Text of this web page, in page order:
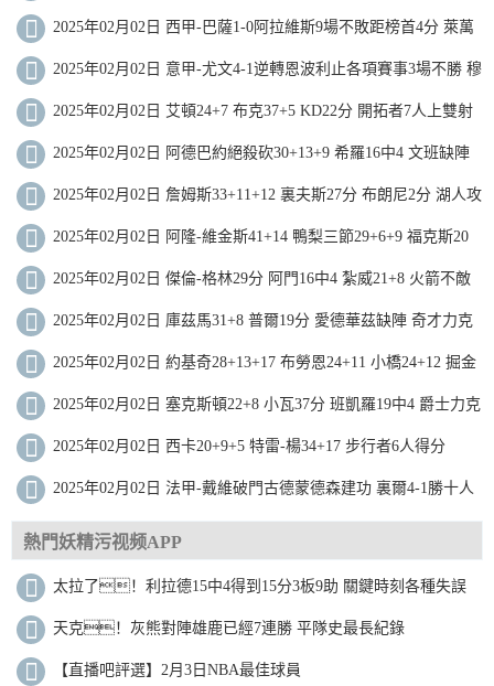
結 利馬重傷痛哭傷退馬特塔雙響
2025年02月02日 西甲-巴薩1-0阿拉維斯9場不敗距榜首4分 萊萬
製勝加維傷退
2025年02月02日 意甲-尤文4-1逆轉恩波利止各項賽事3場不勝 穆
阿尼雙響DV9世界波
2025年02月02日 艾頓24+7 布克37+5 KD22分 開拓者7人上雙射
落太陽近8戰7勝
2025年02月02日 阿德巴約絕殺砍30+13+9 希羅16中4 文班缺陣
熱火擊敗馬刺
2025年02月02日 詹姆斯33+11+12 裏夫斯27分 布朗尼2分 湖人攻
下麥迪遜
2025年02月02日 阿隆-維金斯41+14 鴨梨三節29+6+9 福克斯20
分 雷霆大勝國王
2025年02月02日 傑倫-格林29分 阿門16中4 紮威21+8 火箭不敵
籃網
2025年02月02日 庫茲馬31+8 普爾19分 愛德華茲缺陣 奇才力克
森林狼止16連敗
2025年02月02日 約基奇28+13+17 布勞恩24+11 小橋24+12 掘金
拒絕黃蜂逆轉
2025年02月02日 塞克斯頓22+8 小瓦37分 班凱羅19中4 爵士力克
魔術止8連敗
2025年02月02日 西卡20+9+5 特雷-楊34+17 步行者6人得分
15+送老鷹8連敗
2025年02月02日 法甲-戴維破門古德蒙德森建功 裏爾4-1勝十人
聖埃蒂安
熱門妖精污视频APP
太拉了！利拉德15中4得到15分3板9助 關鍵時刻各種失誤
天克！灰熊對陣雄鹿已經7連勝 平隊史最長紀錄
【直播吧評選】2月3日NBA最佳球員